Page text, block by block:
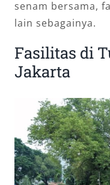
senam bersama,
lain sebagainya.
Fasilitas di
Jakarta